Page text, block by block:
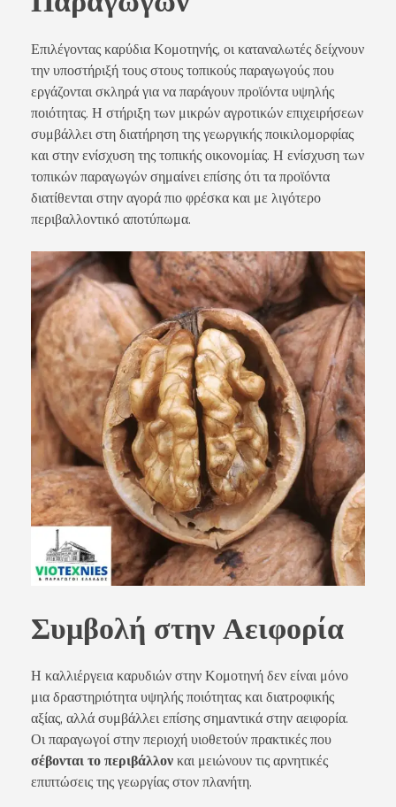
Επιλέγοντας καρύδια Κομοτηνής, οι καταναλωτές δείχνουν
την υποστήριξή τους στους τοπικούς παραγωγούς που
εργάζονται σκληρά για να παράγουν προϊόντα υψηλής
ποιότητας. Η στήριξη των μικρών αγροτικών επιχειρήσεων
συμβάλλει στη διατήρηση της γεωργικής ποικιλομορφίας
και στην ενίσχυση της τοπικής οικονομίας. Η ενίσχυση των
τοπικών παραγωγών σημαίνει επίσης ότι τα προϊόντα
διατίθενται στην αγορά πιο φρέσκα και με λιγότερο
περιβαλλοντικό αποτύπωμα.
Συμβολή στην Αειφορία
Η καλλιέργεια καρυδιών στην Κομοτηνή δεν είναι μόνο
μια δραστηριότητα υψηλής ποιότητας και διατροφικής
αξίας, αλλά συμβάλλει επίσης σημαντικά στην αειφορία.
Οι παραγωγοί στην περιοχή υιοθετούν πρακτικές που
σέβονται το περιβάλλονκαι μειώνουν τις αρνητικές
επιπτώσεις της γεωργίας στον πλανήτη.